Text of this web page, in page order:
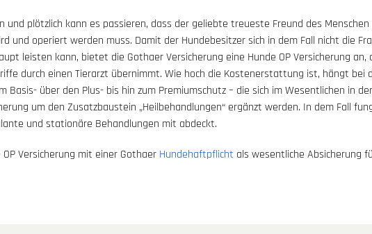
und plötzlich kann es passieren, dass der geliebte treueste Freund des
und operiert werden muss. Damit der Hundebesitzer sich in dem Fall nicht die
leisten kann, bietet die Gothaer Versicherung eine Hunde OP Versicherung
durch einen Tierarzt übernimmt. Wie hoch die Kostenerstattung ist, hängt bei
über den Plus- bis hin zum Premiumschutz – die sich im Wesentlichen in
um den Zusatzbaustein „Heilbehandlungen“ ergänzt werden. In dem Fall
und stationäre Behandlungen mit abdeckt.
Versicherung mit einer Gothaer Hundehaftpflicht als wesentliche Absicherung